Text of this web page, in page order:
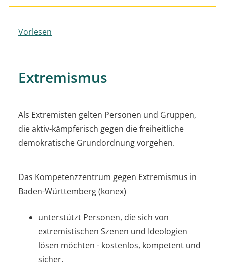
Vorlesen
Extremismus
Als Extremisten gelten Personen und Gruppen,
die aktiv-kämpferisch gegen die freiheitliche
demokratische Grundordnung vorgehen.
Das Kompetenzzentrum gegen Extremismus in
Baden-Württemberg (konex)
unterstützt Personen, die sich von
extremistischen Szenen und Ideologien
lösen möchten - kostenlos, kompetent und
sicher.